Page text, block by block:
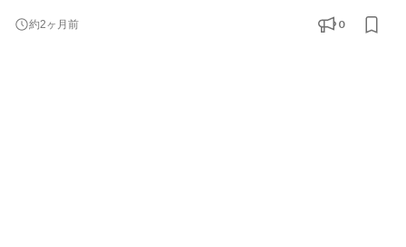
トと事業を前に進める当事者です。 基本的には全員がフルスタッ
クエンジニアとして、バックエンド・フロントエンド・AI・イン
約2ヶ月前 0